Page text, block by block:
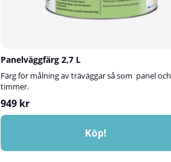
Panelväggfärg 2,7 L
Färg för målning av träväggar så som panel och
timmer.
949 kr
Köp!